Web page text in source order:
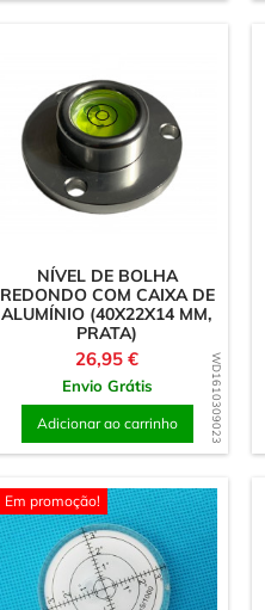
WD1610309023
NÍVEL DE BOLHA
REDONDO COM CAIXA DE
ALUMÍNIO (40X22X14 MM,
PRATA)
Preço
26,95 €
Envio Grátis
Adicionar ao carrinho
Em promoção!